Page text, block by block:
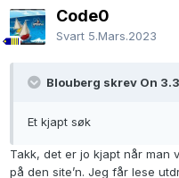
Code0
Svart 5.Mars.2023
Blouberg skrev On
Et kjapt søk
Takk, det er jo kjapt når man
på den site’n. Jeg får lese